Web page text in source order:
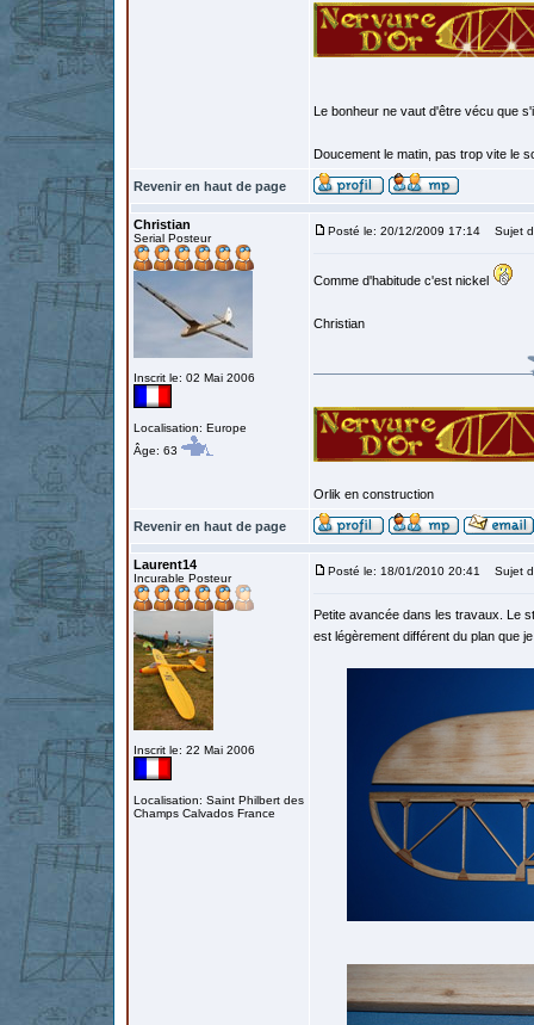
Le bonheur ne vaut d'être vécu que
Doucement le matin, pas trop vite le
Revenir en haut de page
Christian
Serial Posteur
Inscrit le: 02 Mai 2006
Localisation: Europe
Âge: 63
Posté le: 20/12/2009 17:14 Sujet
Comme d'habitude c'est nickel
Christian
Orlik en construction
Revenir en haut de page
Laurent14
Incurable Posteur
Inscrit le: 22 Mai 2006
Localisation: Saint Philbert des
Champs Calvados France
Posté le: 18/01/2010 20:41 Sujet
Petite avancée dans les travaux. Le
est légèrement différent du plan que